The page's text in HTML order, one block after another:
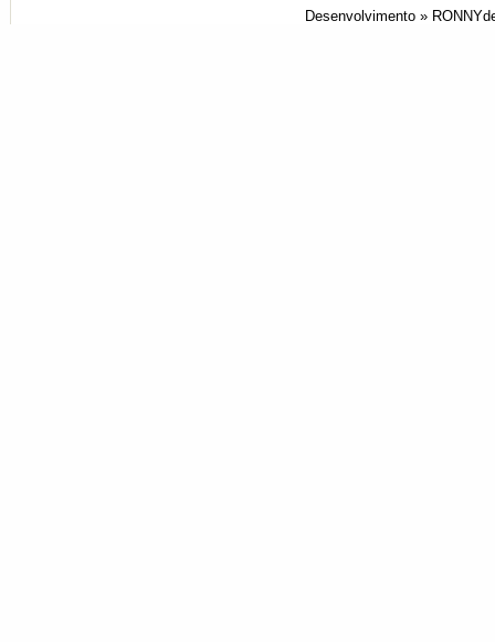
Desenvolvimento »